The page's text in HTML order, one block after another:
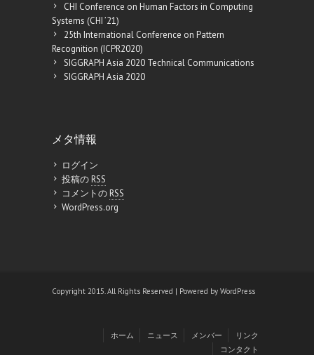
CHI Conference on Human Factors in Computing
Systems (CHI ’21)
25th International Conference on Pattern
Recognition (ICPR2020)
SIGGRAPH Asia 2020 Technical Communications
SIGGRAPH Asia 2020
メタ情報
ログイン
投稿のRSS
コメントのRSS
WordPress.org
Copyright 2015. All Rights Reserved | Powered by WordPress
ホーム ニュース メンバー
リンク
コンタクト